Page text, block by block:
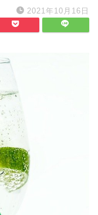
2021年10月16日